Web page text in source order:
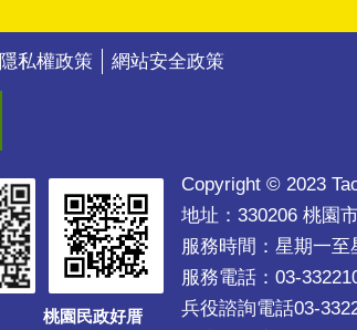
隱私權政策 網站安全政策
桃園民政好厝
Copyright © 2023
地址：330206 桃園
服務時間：星期一
服務電話：03-
兵役諮詢電話03-